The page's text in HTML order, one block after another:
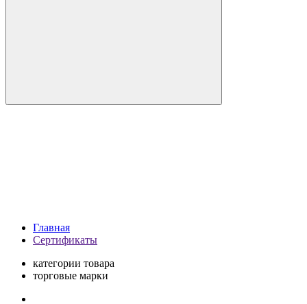
Главная
Сертификаты
категории товара
торговые марки